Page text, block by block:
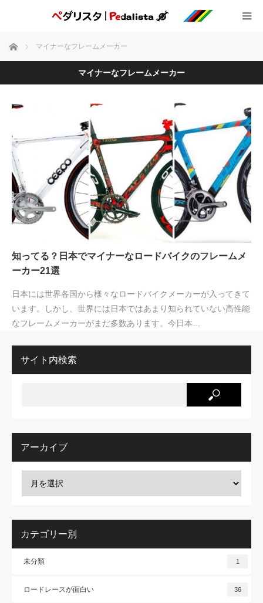
ホーム マイナーなフレームメーカー
マイナーなフレームメーカー
知ってる？日本でマイナーなロードバイクのフレームメ
ーカー21選
日本には世界各国から様々なロードバイクメーカーが入ってきて
います。しかし、世界には日本ではあまり知られていない高性能
なフレームメーカーがまだ多数あります。今日本…
サイト内検索
アーカイブ
カテゴリー別
未分類 1
ロードレースが面白い 36